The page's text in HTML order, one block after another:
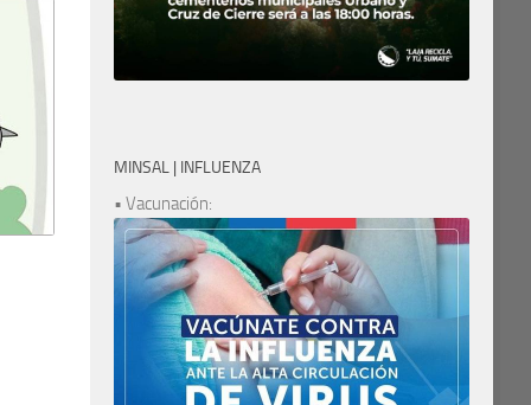
MINSAL | INFLUENZA
• Vacunación: